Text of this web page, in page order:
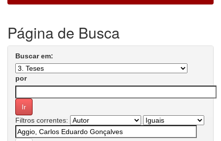
Página de Busca
Buscar em:
por
Filtros correntes: